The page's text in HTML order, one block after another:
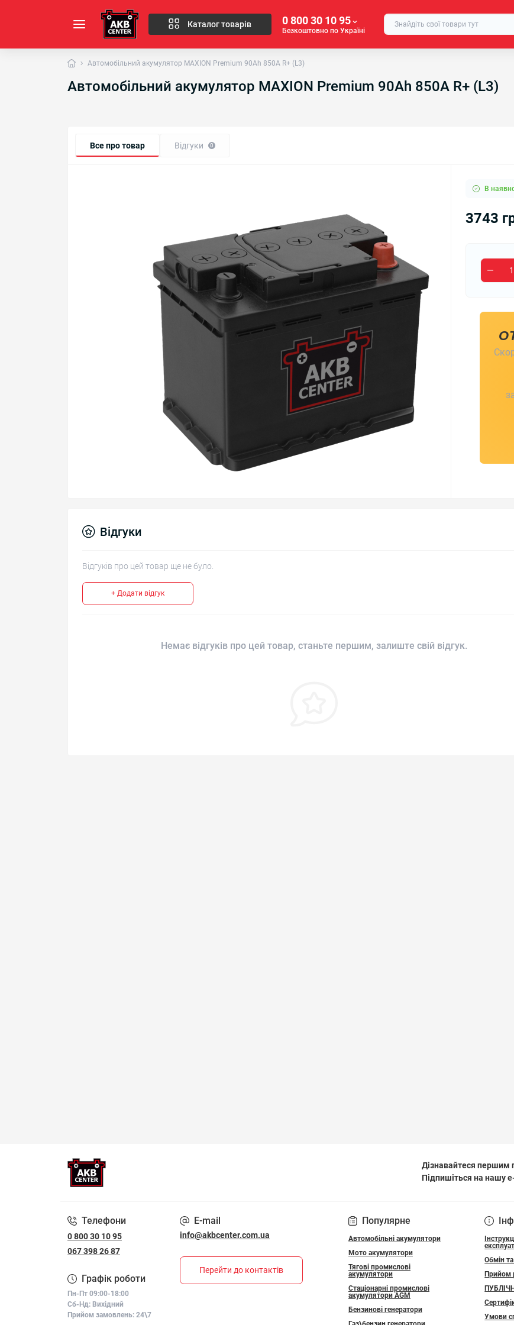
Каталог товарів 0 800 30 10 95
Безкоштовно по Україні
Автомобільний акумулятор MAXION Premium 90Аh 850A R+ (L3)
Автомобільний акумулятор MAXION Premium 90Аh 850A R+ (L3)
Все про товар Відгуки 0
В
3743
Відгуки
Відгуків про цей товар ще не було.
+ Додати відгук
Немає відгуків про цей товар, станьте першим, залиште свій відгук.
Дізнавайтеся першим
Підпишіться на нашу
Телефони
0 800 30 10 95
067 398 26 87
Графік роботи
Пн-Пт 09:00-18:00
Сб-Нд: Вихідний
Прийом замовлень: 24\7
E-mail
info@akbcenter.com.ua
Перейти до контактів
Популярне
Автомобільні акумулятори
Мото акумулятори
Тягові промислові
акумулятори
Стаціонарні промислові
акумулятори АGM
Бензинові генератори
Обмін
Прийом
Умови